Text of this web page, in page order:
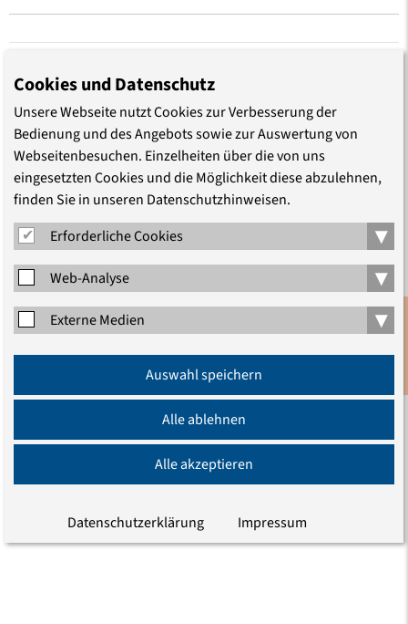
TEILEN
LEITUNG
Dr. Rüdiger Sachau
Akademiedirektor
Anmeldung
Cookies und Datenschutz
Unsere Webseite nutzt Cookies zur Verbesserung der
Bedienung und des Angebots sowie zur Auswertung von
Webseitenbesuchen. Einzelheiten über die von uns
eingesetzten Cookies und die Möglichkeit diese abzulehnen,
finden Sie in unseren Datenschutzhinweisen.
Erforderliche Cookies
▾
Web-Analyse ▾
Externe Medien ▾
Auswahl speichern
Alle ablehnen
Alle akzeptieren
Datenschutzerklärung Impressum